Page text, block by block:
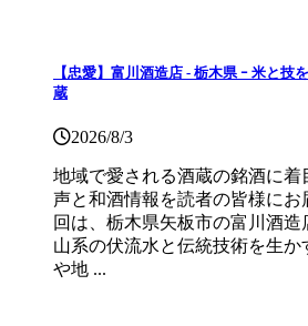
【忠愛】富川酒造店 ‐ 栃木県 ｰ 米と技
蔵
2026/8/3
地域で愛される酒蔵の銘酒に
声と和酒情報を読者の皆様にお
回は、栃木県矢板市の富川酒
山系の伏流水と伝統技術を生
や地 ...